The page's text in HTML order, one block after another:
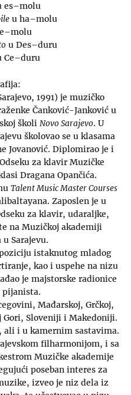
es–molu
u ha–molu
u Des–duru
Ce–duru
1991) je muzičko
Čanković-Janković u
školi Novo Sarajevo. U
školovao se u klasama
Jovanović. Diplomirao je i
za klavir Muzičke
Dragana Opančića.
Talent Music Master Courses
Zaposlen je u
za klavir, udaraljke,
na Muzičkoj akademiji
Sarajevu.
istaknutog mladog
kao i uspehe na nizu
je majstorske radionice
Mađarskoj, Grčkoj,
Sloveniji i Makedoniji.
ali i u kamernim sastavima.
filharmonijom, i sa
Muzičke akademije
poseban interes za
izveo je niz dela iz